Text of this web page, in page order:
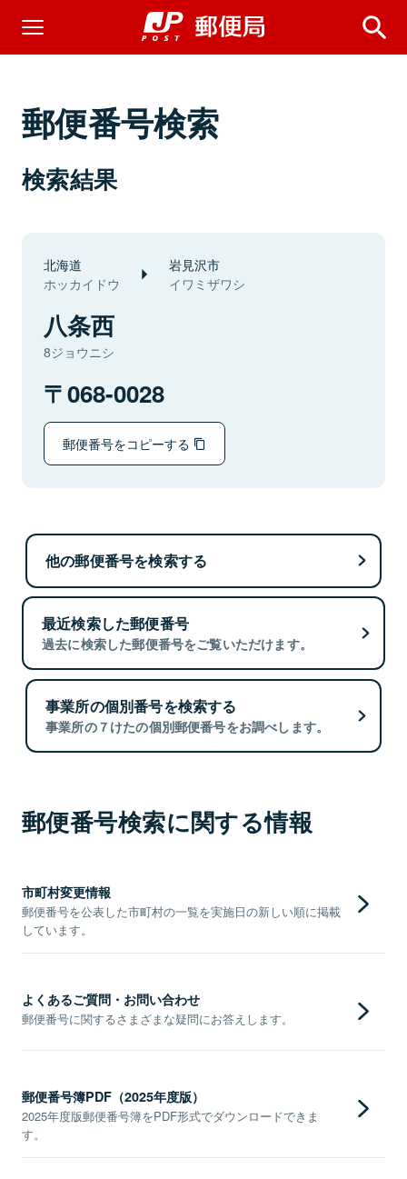
郵便番号検索
検索結果
北海道
ホッカイドウ
岩見沢市
イワミザワシ
八条西
8ジョウニシ
068-0028
郵便番号をコピーする
他の郵便番号を検索する
最近検索した郵便番号
過去に検索した郵便番号をご覧いただけます。
事業所の個別番号を検索する
事業所の７けたの個別郵便番号をお調べします。
郵便番号検索に関する情報
市町村変更情報
郵便番号を公表した市町村の一覧を実施日の新しい順に掲載
しています。
よくあるご質問・お問い合わせ
郵便番号に関するさまざまな疑問にお答えします。
郵便番号簿PDF（2025年度版）
2025年度版郵便番号簿をPDF形式でダウンロードできま
す。